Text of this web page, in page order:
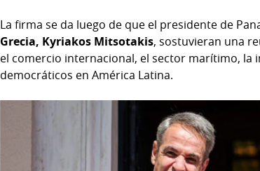
La firma se da luego de que el presidente de
Grecia, Kyriakos Mitsotakis, sostuvieran una
el comercio internacional, el sector marítimo, la
democráticos en América Latina.